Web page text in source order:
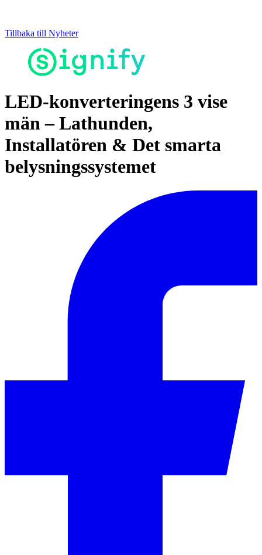
Tillbaka till Nyheter
LED-konverteringens 3 vise
män – Lathunden,
Installatören & Det smarta
belysningssystemet